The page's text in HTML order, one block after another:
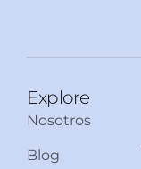
Explore
Nosotros
Blog